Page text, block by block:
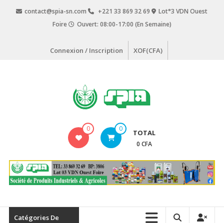
contact@spia-sn.com +221 33 869 32 69
Lot°3 VDN Ouest
Foire
Ouvert: 08:00-17:00 (En Semaine)
Connexion / Inscription XOF(CFA)
Produits
Industriels
0 0 TOTAL
0 CFA
Catégories De